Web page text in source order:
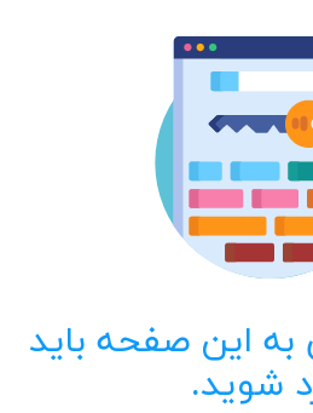
این صفحه باید
شوید.